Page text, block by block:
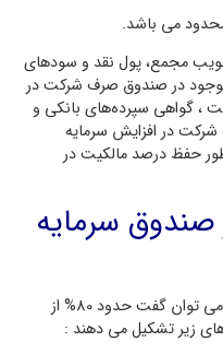
می باشد.
مجمع، پول نقد و سودهای
در صندوق صرف شرکت در
، گواهی سپرده‌های بانکی و
در افزایش سرمایه
حفظ درصد مالکیت در
سرمایه
گفت حدود 80% از
زیر تشکیل می دهند :